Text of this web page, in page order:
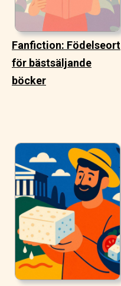
Fanfiction: Födelseort
för bästsäljande
böcker